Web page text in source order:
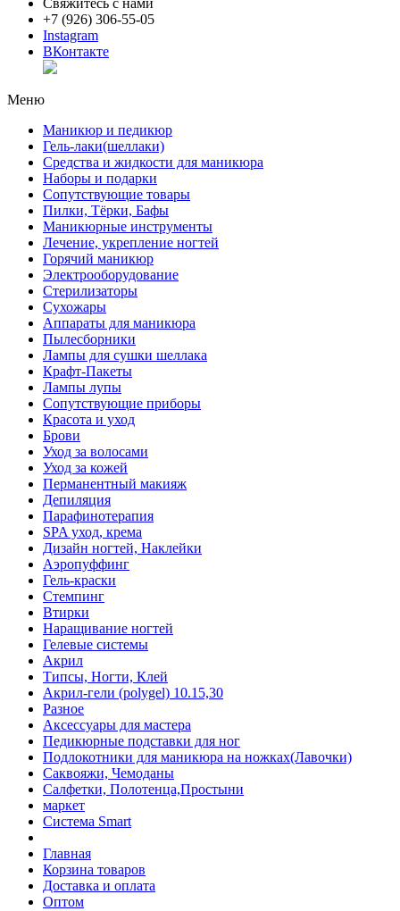
+7 (926) 306-55-05
Instagram
ВКонтакте
Меню
Маникюр и педикюр
Гель-лаки(шеллаки)
Средства и жидкости для маникюра
Наборы и подарки
Сопутствующие товары
Пилки, Тёрки, Бафы
Маникюрные инструменты
Лечение, укрепление ногтей
Горячий маникюр
Электрооборудование
Стерилизаторы
Сухожары
Аппараты для маникюра
Пылесборники
Лампы для сушки шеллака
Крафт-Пакеты
Лампы лупы
Сопутствующие приборы
Красота и уход
Брови
Уход за волосами
Уход за кожей
Перманентный макияж
Депиляция
Парафинотерапия
SPA уход, крема
Дизайн ногтей, Наклейки
Аэропуффинг
Гель-краски
Стемпинг
Втирки
Наращивание ногтей
Гелевые системы
Акрил
Типсы, Ногти, Клей
Акрил-гели (polygel) 10.15,30
Разное
Аксессуары для мастера
Педикюрные подставки для ног
Подлокотники для маникюра на ножках(Лавочки)
Саквояжи, Чемоданы
Салфетки, Полотенца,Простыни
маркет
Система Smart
Главная
Корзина товаров
Доставка и оплата
Оптом